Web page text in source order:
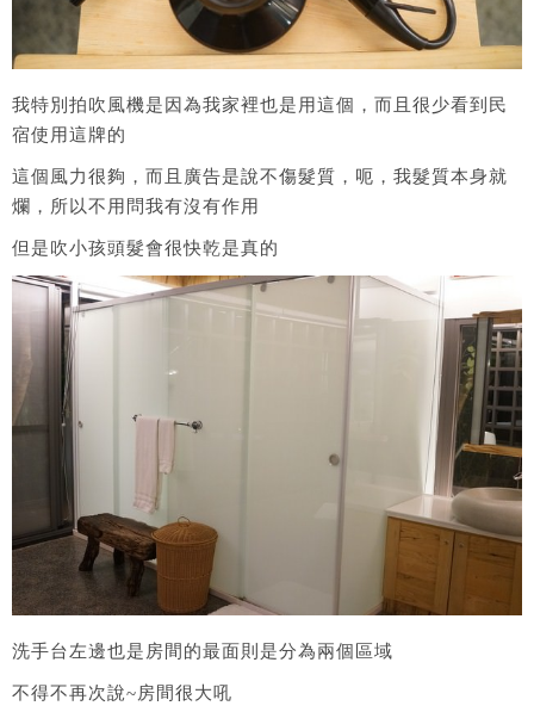
我特別拍吹風機是因為我家裡也是用這個，而且很少看到民
宿使用這牌的
這個風力很夠，而且廣告是說不傷髮質，呃，我髮質本身就
爛，所以不用問我有沒有作用
但是吹小孩頭髮會很快乾是真的
洗手台左邊也是房間的最面則是分為兩個區域
不得不再次說~房間很大吼